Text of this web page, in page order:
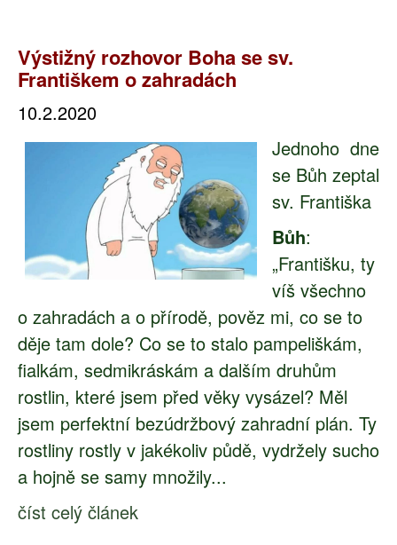
Výstižný rozhovor Boha se sv.
Františkem o zahradách
10.2.2020
Jednoho dne
se Bůh zeptal
sv. Františka
Bůh:
„Františku, ty
víš všechno
o zahradách a o přírodě, pověz mi, co se to
děje tam dole? Co se to stalo pampeliškám,
fialkám, sedmikráskám a dalším druhům
rostlin, které jsem před věky vysázel? Měl
jsem perfektní bezúdržbový zahradní plán. Ty
rostliny rostly v jakékoliv půdě, vydržely sucho
a hojně se samy množily...
číst celý článek